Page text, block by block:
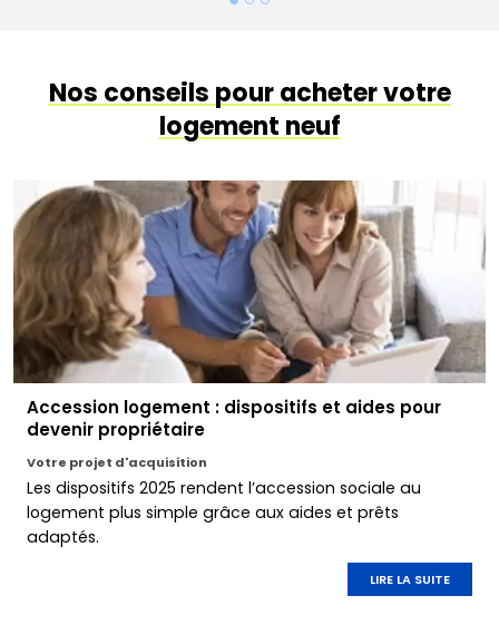
Nos conseils pour acheter votre
logement neuf
Accession logement : dispositifs et aides pour
devenir propriétaire
Votre projet d'acquisition
Les dispositifs 2025 rendent l’accession sociale au
logement plus simple grâce aux aides et prêts
adaptés.
LIRE LA SUITE